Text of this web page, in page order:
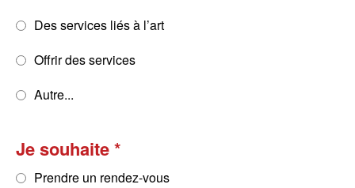
Des services liés à l’art
Offrir des services
Autre...
Je souhaite
Prendre un rendez-vous